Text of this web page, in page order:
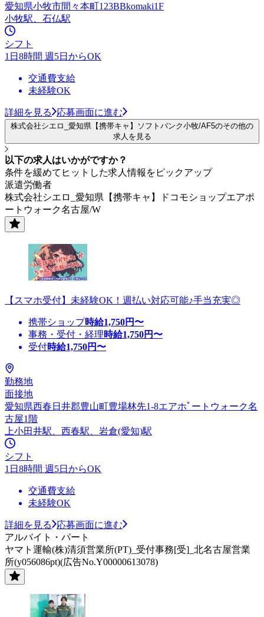
愛知県小牧市間々本町123BBkomaki1F
小牧駅、石仏駅
シフト
1日8時間 週5日からOK
交通費支給
未経験OK
詳細を見る 応募画面に進む
株式会社シエロ_愛知県【携帯キャ】ソフトバンク小牧/AF5のその他の
求人を見る
以下の求人はいかがですか？
条件を緩めてヒットした求人情報をピックアップ
派遣労働者
株式会社シエロ_愛知県【携帯キャ】ドコモショップエアポ
ートウォーク名古屋/W
【スマホ受付】未経験OK！週払い対応可能♪手当充実◎
携帯ショップ時給1,750円〜
事務・受付・経理時給1,750円〜
受付時給1,750円〜
勤務地
面接地
愛知県西春日井郡豊山町豊場林先1-8エアホﾟートウォーク名
古屋1階
上小田井駅、西春駅、岩倉(愛知)駅
シフト
1日8時間 週5日からOK
交通費支給
未経験OK
詳細を見る
応募画面に進む
アルバイト・パート
ヤマト運輸(株)清須営業所(PT)_受付事務[受]_北名古屋営業
所(y056086pt)(広告No.Y00000613078)